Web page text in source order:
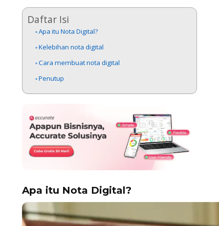
Daftar Isi
Apa itu Nota Digital?
Kelebihan nota digital
Cara membuat nota digital
Penutup
Apa itu Nota Digital?